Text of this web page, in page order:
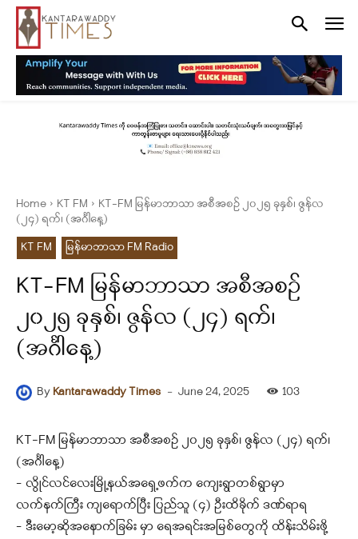
Home KT FM
KT-FM မြန်မာဘာသာ အစီအစဉ် ၂၀၂၅ ခုနှစ်၊ ဇွန်လ
(၂၄) ရက်၊ (အင်္ဂါနေ့)
KT FM
မြန်မာဘာသာ FM Radio
KT-FM မြန်မာဘာသာ အစီအစဉ်
၂၀၂၅ ခုနှစ်၊ ဇွန်လ (၂၄) ရက်၊
(အင်္ဂါနေ့)
By Kantarawaddy Times - June 24, 2025 103
KT-FM မြန်မာဘာသာ အစီအစဉ် ၂၀၂၅ ခုနှစ်၊ ဇွန်လ (၂၄) ရက်၊
(အင်္ဂါနေ့)
– လွိုင်လင်လေးမြို့နယ်အရှေ့ဖက်က ကျေးရွာတစ်ရွာမှာ
လက်နက်ကြီး ကျရောက်ပြီး ပြည်သူ (၄) ဦးထိခိုက် ဒဏ်ရာရ
– ဒီးမော့ဆို‌အနောက်ခြမ်း မှာ ရေအရင်းအမြစ်တွေကို ထိန်းသိမ်းဖို့